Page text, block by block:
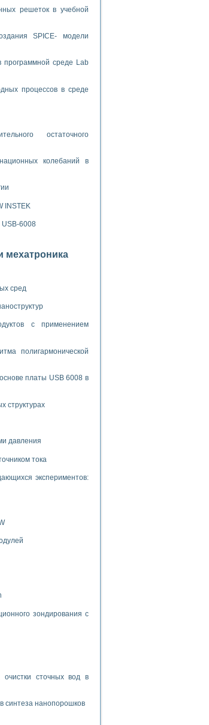
им. Н.И. Лобачевского
проекта РУДН
решеток в учебной
SPICE- модели
программной среде Lab
процессов в среде
остаточного
колебаний в
INSTEK
USB-6008
мехатроника
сред
с применением
полигармонической
платы USB 6008 в
структурах
давления
тока
экспериментов:
зондирования с
очистки сточных вод в
синтеза нанопорошков